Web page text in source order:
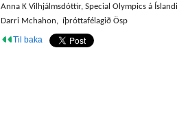
Anna K Vilhjálmsdóttir, Special Olympics á
Darri Mchahon, íþróttafélagið
Til baka